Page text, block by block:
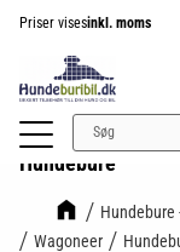
Priser visesinkl. moms
Hundebure
Hundebure
Wagoneer